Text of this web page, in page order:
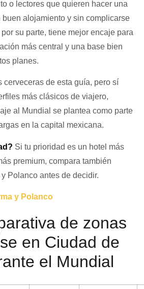
o lectores que quieren hacer una
alojamiento y sin complicarse
su parte, tiene mejor encaje para
más central y una base bien
planes.
cerveceras de esta guía, pero sí
más clásicos de viajero,
al Mundial se plantea como parte
en la capital mexicana.
Si tu prioridad es un hotel más
premium, compara también
Polanco antes de decidir.
y Polanco
de zonas
en Ciudad de
el Mundial